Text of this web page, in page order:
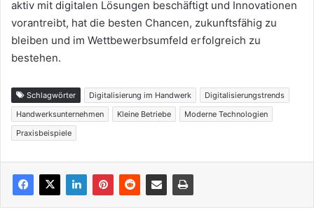
aktiv mit digitalen Lösungen beschäftigt und Innovationen
vorantreibt, hat die besten Chancen, zukunftsfähig zu
bleiben und im Wettbewerbsumfeld erfolgreich zu
bestehen.
Schlagwörter Digitalisierung im Handwerk
Digitalisierungstrends
Handwerksunternehmen
Kleine Betriebe
Moderne Technologien
Praxisbeispiele